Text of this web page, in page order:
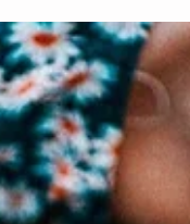
Quand on...